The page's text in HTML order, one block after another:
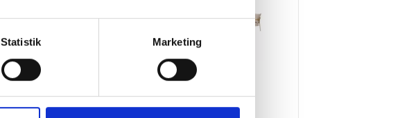
Statistik Marketing